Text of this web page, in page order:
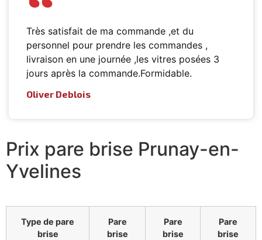
Très satisfait de ma commande ,et du
personnel pour prendre les commandes ,
livraison en une journée ,les vitres posées 3
jours après la commande.Formidable.
Oliver Deblois
Prix pare brise Prunay-en-
Yvelines
Type de pare
brise
Pare
brise
Pare
brise
Pare
brise